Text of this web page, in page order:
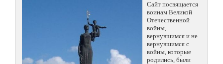
Сайт посвящается
воинам Великой
Отечественной
войны,
вернувшимся и не
вернувшимся с
войны, которые
родились, были